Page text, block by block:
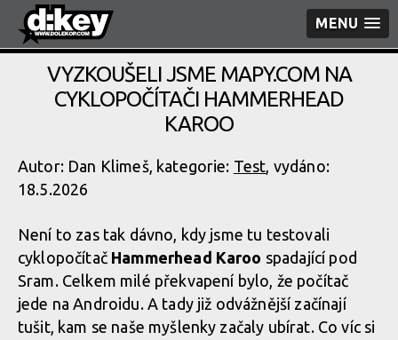
MENU
VYZKOUŠELI JSME MAPY.COM NA
CYKLOPOČÍTAČI HAMMERHEAD
KAROO
Autor: Dan Klimeš, kategorie: Test, vydáno:
18.5.2026
Není to zas tak dávno, kdy jsme tu testovali
cyklopočítač Hammerhead Karoo spadající pod
Sram. Celkem milé překvapení bylo, že počítač
jede na Androidu. A tady již odvážnější začínají
tušit, kam se naše myšlenky začaly ubírat. Co víc si